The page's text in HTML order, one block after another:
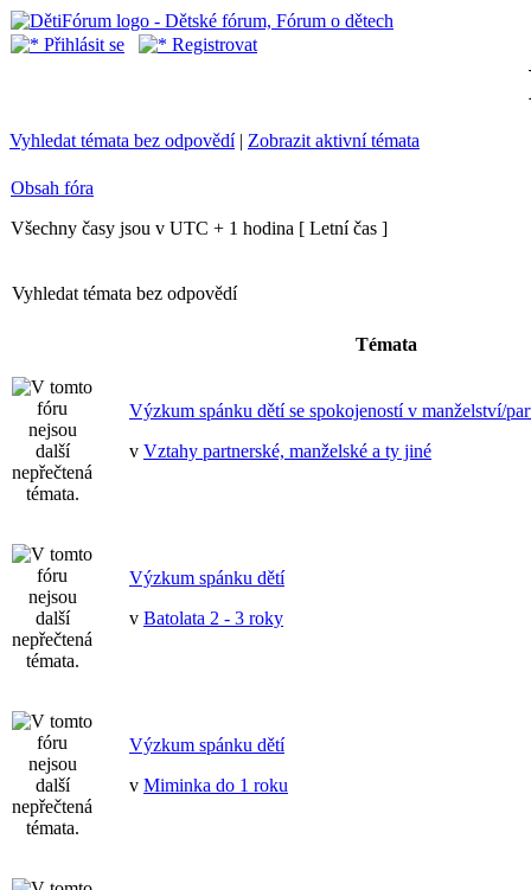
Přihlásit se Registrovat
Vyhledat témata bez odpovědí| Zobrazit aktivní témata
Obsah fóra
Všechny časy jsou v UTC + 1 hodina [ Letní čas ]
Vyhledat témata bez odpovědí
Témata
Výzkum spánku dětí se spokojeností v manželství/
v Vztahy partnerské, manželské a ty jiné
Výzkum spánku dětí
v Batolata 2 - 3 roky
Výzkum spánku dětí
v Miminka do 1 roku